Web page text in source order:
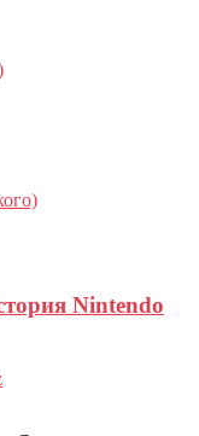
Nintendo